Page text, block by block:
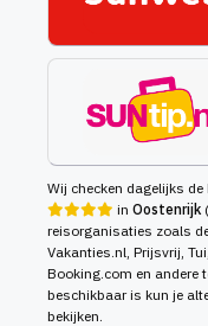
Wij checken dagelijks
in Oostenrijk (
reisorganisaties zoals
Vakanties.nl, Prijsvrij,
Booking.com en andere
beschikbaar is kun je
bekijken.